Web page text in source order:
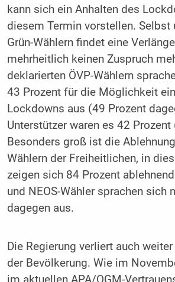
kann sich ein Anhalten des
diesem Termin vorstellen. Selbst
Grün-Wählern findet eine
mehrheitlich keinen Zuspruch
deklarierten ÖVP-Wählern
43 Prozent für die Möglichkeit
Lockdowns aus (49 Prozent
Unterstützer waren es 42
Besonders groß ist die
Wählern der Freiheitlichen, in
zeigen sich 84 Prozent
und NEOS-Wähler sprachen sich
dagegen aus.
Die Regierung verliert auch
der Bevölkerung. Wie im